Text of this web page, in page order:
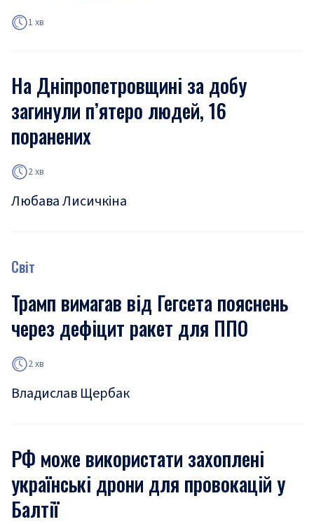
1 хв
На Дніпропетровщині за добу
загинули п’ятеро людей, 16
поранених
2 хв
Любава Лисичкіна
Світ
Трамп вимагав від Гегсета пояснень
через дефіцит ракет для ППО
2 хв
Владислав Щербак
РФ може використати захоплені
українські дрони для провокацій у
Балтії